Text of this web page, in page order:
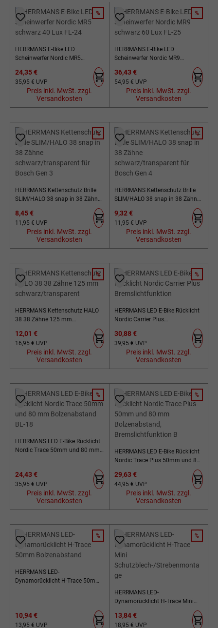
RABATT
%
HERRMANS E-Bike LED
Scheinwerfer Nordic MR5
Verkaufspreis:
24,35 €
Regulärer Preis:
35,95 € UVP
Preis inkl. MwSt. zzgl.
Versandkosten
RABATT
%
HERRMANS E-Bike LED
Scheinwerfer Nordic MR9
Verkaufspreis:
36,43 €
Regulärer Preis:
54,95 € UVP
Preis inkl. MwSt. zzgl.
Versandkosten
RABATT
%
HERRMANS Kettenschutz Brille
SLIM/HALO 38 snap in 38 Zähne
schwarz/transparent für Bosch
Gen 3
Verkaufspreis:
8,45 €
Regulärer Preis:
11,95 € UVP
Preis inkl. MwSt. zzgl.
Versandkosten
RABATT
%
HERRMANS Kettenschutz Brille
SLIM/HALO 38 snap in 38 Zähne
schwarz/transparent für Bosch
Gen 4
Verkaufspreis:
9,32 €
Regulärer Preis:
11,95 € UVP
Preis inkl. MwSt. zzgl.
Versandkosten
RABATT
%
HERRMANS Kettenschutz HALO
38 38 Zähne 125 mm
Verkaufspreis:
12,01 €
Regulärer Preis:
16,95 € UVP
Preis inkl. MwSt. zzgl.
Versandkosten
RABATT
%
HERRMANS LED E-Bike Rücklicht
Nordic Carrier Plus
Verkaufspreis:
30,88 €
Regulärer Preis:
39,95 € UVP
Preis inkl. MwSt. zzgl.
Versandkosten
RABATT
%
HERRMANS LED E-Bike Rücklicht
Nordic Trace 50mm und 80 mm
Verkaufspreis:
24,43 €
Regulärer Preis:
35,95 € UVP
Preis inkl. MwSt. zzgl.
Versandkosten
RABATT
%
HERRMANS LED E-Bike Rücklicht
Nordic Trace Plus 50mm und 80
Bremslichtfunktion B
Verkaufspreis:
29,63 €
Regulärer Preis:
44,95 € UVP
Preis inkl. MwSt. zzgl.
Versandkosten
RABATT
%
HERRMANS LED-
Dynamorücklicht H-Trace 50mm
Verkaufspreis:
10,94 €
Regulärer Preis:
13,95 € UVP
RABATT
%
HERRMANS LED-
Dynamorücklicht H-Trace Mini
Verkaufspreis:
13,84 €
Regulärer Preis:
18,95 € UVP